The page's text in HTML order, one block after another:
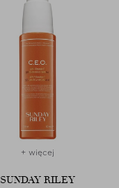
+ więcej
SUNDAY RILEY